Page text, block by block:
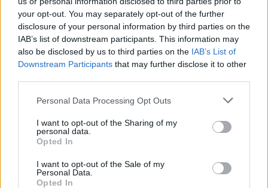
your opt-out. You may separately opt-out of the further
disclosure of your personal information by third parties on the
IAB’s list of downstream participants. This information may
also be disclosed by us to third parties on the IAB’s List of
Downstream Participants that may further disclose it to other
Personal Data Processing Opt Outs
I want to opt-out of the Sharing of my
personal data.
Opted In
I want to opt-out of the Sale of my
Personal Data.
Opted In